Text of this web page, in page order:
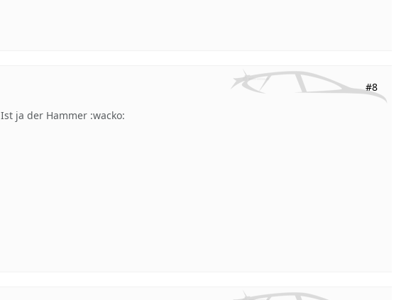
#8
Ist ja der Hammer :wacko: